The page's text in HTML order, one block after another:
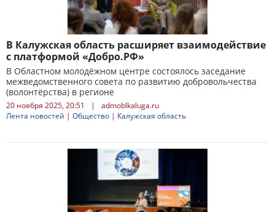
В Калужская область расширяет взаимодействие
с платформой «Добро.РФ»
В Областном молодёжном центре состоялось заседание
межведомственного совета по развитию добровольчества
(волонтёрства) в регионе
20 ноября 2025, 20:51 |
admoblkaluga.ru
Лента новостей | Общество | Калужская область